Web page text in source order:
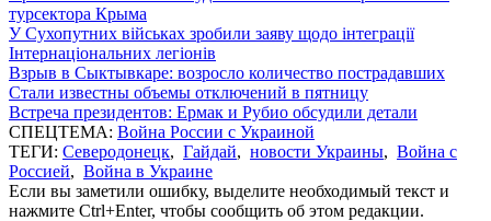
турсектора Крыма
У Сухопутних військах зробили заяву щодо інтеграції
Інтернаціональних легіонів
Взрыв в Сыктывкаре: возросло количество пострадавших
Стали известны объемы отключений в пятницу
Встреча президентов: Ермак и Рубио обсудили детали
СПЕЦТЕМА: Война России с Украиной
ТЕГИ: Северодонецк, Гайдай, новости Украины, Война с
Россией, Война в Украине
Если вы заметили ошибку, выделите необходимый текст и
нажмите Ctrl+Enter, чтобы сообщить об этом редакции.